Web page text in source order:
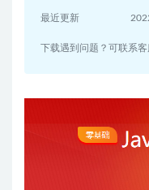
最近更新
下载遇到问题？可联系